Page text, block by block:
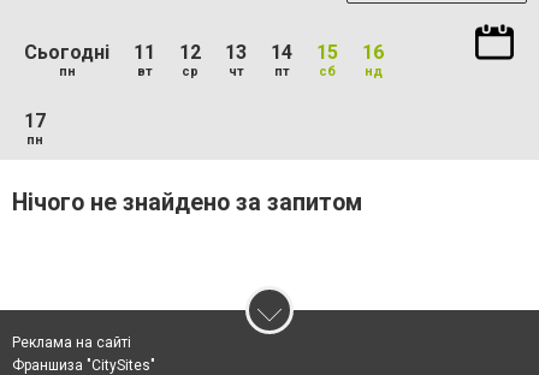
Сьогодні
пн
11
вт
12
ср
13
чт
14
пт
15
сб
16
нд
17
пн
Нічого не знайдено за запитом
Реклама на сайті
Франшиза "CitySites"